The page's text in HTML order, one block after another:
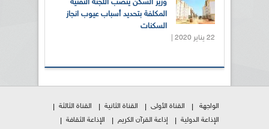
وزير السكن ينصب اللجنة التقنية
المكلفة بتحديد أسباب عيوب انجاز
السكنات
22 يناير 2020 |
الواجهة القناة الأولى القناة الثانية
القناة الثالثة
الإذاعة الدولية
إذاعة القرآن الكريم الإذاعة الثقافة